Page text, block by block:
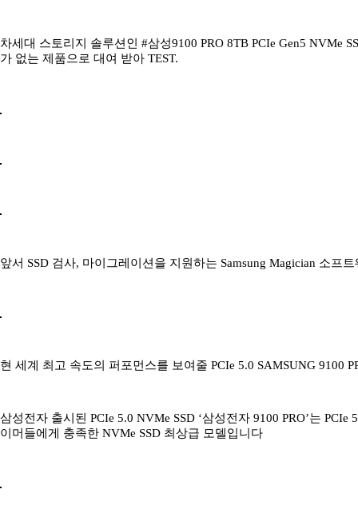
차세대 스토리지 솔루션인 #삼성9100 PRO 8TB PCIe Gen5 NVMe
가 없는 제품으로 대여 받아 TEST.
앞서 SSD 검사, 마이그레이션을 지원하는 Samsung Magician 소프
현 세계 최고 속도의 퍼포먼스를 보여줄 PCIe 5.0 SAMSUNG 9100
삼성전자 출시된 PCIe 5.0 NVMe SSD ‘삼성전자 9100 PRO’는
이머들에게 충족한 NVMe SSD 최상급 모델입니다